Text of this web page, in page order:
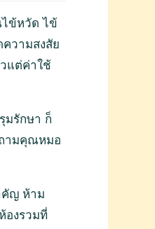
ข้หวัด ไข้
ความสงสัย
แต่ค่าใช้
มรักษา ก็
ามคุณหมอ
คัญ ห้าม
องรวมที่